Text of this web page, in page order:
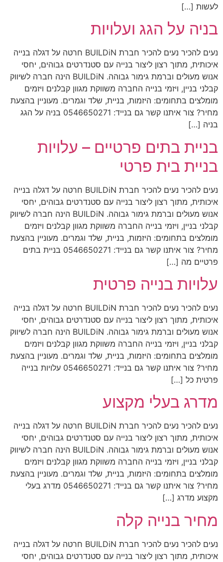
לעשות […]
בניה על הגג ועלויות
נעים להכיר נעים להכיר חברת BUILDiN חרטה על דגלה בנייה
איכותית, מתוך רצון ליצור בנייה עם סטנדרטים גבוהים, יחסי
אנוש מעולים וברמת גימור גבוהה. BUILDiN הינה חברה לשיווק
קבלני בניין, ויזמי בנייה החברה משווקת מגוון קבלנים ויזמים
מומלצים בתחומים: היזמות, בניית, שלד וגמרים. מעוניין בהצעת
מחיר? צור איתנו קשר גם בנייד: 0546650271 בניה על הגג
בניה […]
בניית בתים פרטיים – עלויות
בניית בית פרטי
נעים להכיר נעים להכיר חברת BUILDiN חרטה על דגלה בנייה
איכותית, מתוך רצון ליצור בנייה עם סטנדרטים גבוהים, יחסי
אנוש מעולים וברמת גימור גבוהה. BUILDiN הינה חברה לשיווק
קבלני בניין, ויזמי בנייה החברה משווקת מגוון קבלנים ויזמים
מומלצים בתחומים: היזמות, בניית, שלד וגמרים. מעוניין בהצעת
מחיר? צור איתנו קשר גם בנייד: 0546650271 בניית בתים
פרטיים מה […]
עלויות בנייה פרטית
נעים להכיר נעים להכיר חברת BUILDiN חרטה על דגלה בנייה
איכותית, מתוך רצון ליצור בנייה עם סטנדרטים גבוהים, יחסי
אנוש מעולים וברמת גימור גבוהה. BUILDiN הינה חברה לשיווק
קבלני בניין, ויזמי בנייה החברה משווקת מגוון קבלנים ויזמים
מומלצים בתחומים: היזמות, בניית, שלד וגמרים. מעוניין בהצעת
מחיר? צור איתנו קשר גם בנייד: 0546650271 עלויות בנייה
פרטית כל […]
מדרג בעלי מקצוע
נעים להכיר נעים להכיר חברת BUILDiN חרטה על דגלה בנייה
איכותית, מתוך רצון ליצור בנייה עם סטנדרטים גבוהים, יחסי
אנוש מעולים וברמת גימור גבוהה. BUILDiN הינה חברה לשיווק
קבלני בניין, ויזמי בנייה החברה משווקת מגוון קבלנים ויזמים
מומלצים בתחומים: היזמות, בניית, שלד וגמרים. מעוניין בהצעת
מחיר? צור איתנו קשר גם בנייד: 0546650271 מדרג בעלי
מקצוע מדרג […]
מחיר בנייה קלה
נעים להכיר נעים להכיר חברת BUILDiN חרטה על דגלה בנייה
איכותית, מתוך רצון ליצור בנייה עם סטנדרטים גבוהים, יחסי